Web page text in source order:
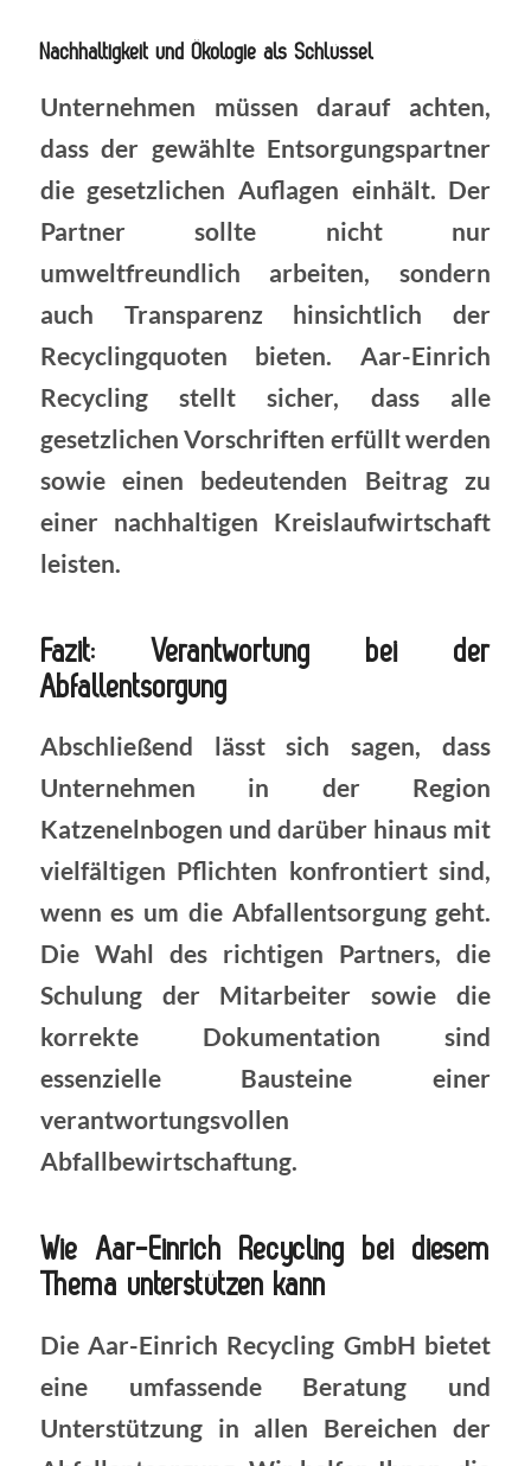
Nachhaltigkeit und Ökologie als Schlüssel
Unternehmen müssen darauf achten,
dass der gewählte Entsorgungspartner
die gesetzlichen Auflagen einhält. Der
Partner sollte nicht nur
umweltfreundlich arbeiten, sondern
auch Transparenz hinsichtlich der
Recyclingquoten bieten. Aar-Einrich
Recycling stellt sicher, dass alle
gesetzlichen Vorschriften erfüllt werden
sowie einen bedeutenden Beitrag zu
einer nachhaltigen Kreislaufwirtschaft
leisten.
Fazit: Verantwortung bei der
Abfallentsorgung
Abschließend lässt sich sagen, dass
Unternehmen in der Region
Katzenelnbogen und darüber hinaus mit
vielfältigen Pflichten konfrontiert sind,
wenn es um die Abfallentsorgung geht.
Die Wahl des richtigen Partners, die
Schulung der Mitarbeiter sowie die
korrekte Dokumentation sind
essenzielle Bausteine einer
verantwortungsvollen
Abfallbewirtschaftung.
Wie Aar-Einrich Recycling bei diesem
Thema unterstützen kann
Die Aar-Einrich Recycling GmbH bietet
eine umfassende Beratung und
Unterstützung in allen Bereichen der